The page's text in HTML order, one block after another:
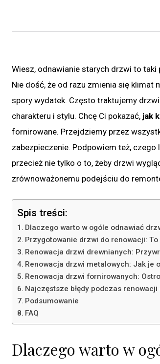
Wiesz, odnawianie starych drzwi to taki
Nie dość, że od razu zmienia się
spory wydatek. Często traktujemy
charakteru i stylu. Chcę Ci pokazać, jak
fornirowane. Przejdziemy przez
zabezpieczenie. Podpowiem też, czego
przecież nie tylko o to, żeby drzwi
zrównoważonemu podejściu do
Spis treści:
Dlaczego warto w ogóle odnawiać
Przygotowanie drzwi do renowacji: To
Renowacja drzwi drewnianych:
Renowacja drzwi metalowych: Jak je
Renowacja drzwi fornirowanych:
Najczęstsze błędy podczas
Podsumowanie
FAQ
Dlaczego warto w